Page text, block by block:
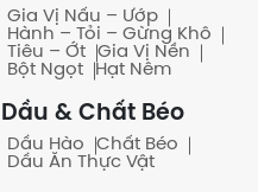
Gia Vị Nấu – Ướp
Hành – Tỏi – Gừng Khô
Tiêu – Ớt
Gia Vị Nền
Bột Ngọt
Hạt Nêm
Dầu & Chất Béo
Dầu Hào
Chất Béo
Dầu Ăn Thực Vật